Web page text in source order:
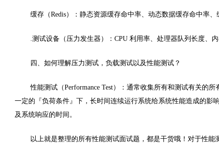
缓存（Redis）：静态资源缓存命中率、动态数据缓存命中率
.测试设备（压力发生器）：CPU 利用率、处理器队列长度、
四、如何理解压力测试，负载测试以及性能测试？
性能测试（Performance Test）：通常收集所有和测试有关的
一定的 『负荷条件』下，长时间连续运行系统给系统性能造成的
及系统响应的时间。
以上就是整理的所有性能测试面试题，都是干货哦！对于性能